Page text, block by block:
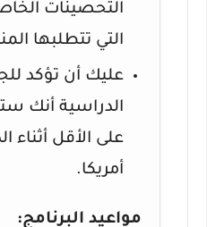
التحصينات
التي تتطلبها
عليك أن تؤكد
على الأقل أثناء
أمريكا.
مواعيد البرنامج: